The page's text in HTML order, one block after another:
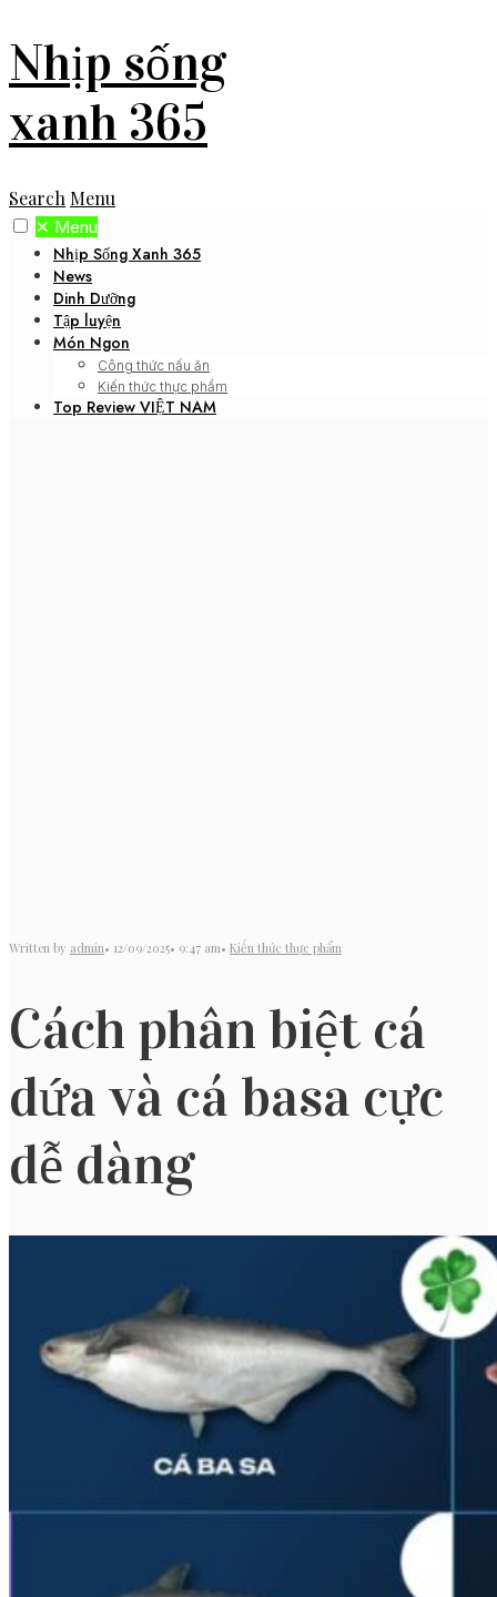
Nhịp sống
xanh 365
Search Menu
✕ Menu
Nhịp Sống Xanh 365
News
Dinh Dưỡng
Tập luyện
Món Ngon
Công thức nấu ăn
Kiến thức thực phẩm
Top Review VIỆT NAM
Written by admin• 12/09/2025• 9:47 am• Kiến thức thực phẩm
Cách phân biệt cá
dứa và cá basa cực
dễ dàng